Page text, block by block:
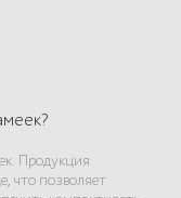
Продукция
что позволяет